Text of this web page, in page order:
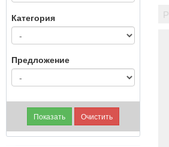
Категория
Предложение